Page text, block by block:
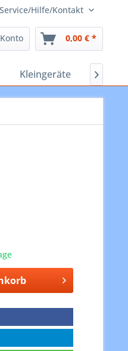
Service/Hilfe/Kontakt
0,00 € *
Kleingeräte 